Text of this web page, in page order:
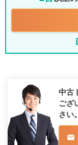
中古
ござ
さい。
mail